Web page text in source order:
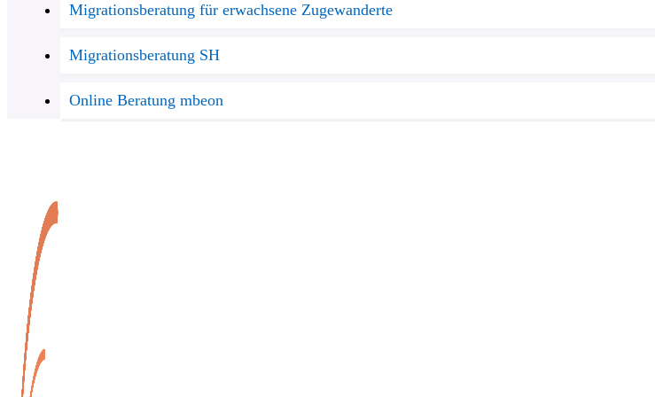
Migrationsberatung für erwachsene Zugewanderte
Migrationsberatung SH
Online Beratung mbeon